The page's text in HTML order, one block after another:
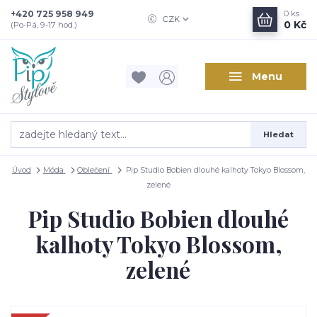
Menu
CZK
Hledat
+420 725 958 949
(Po-Pá, 9-17 hod.)
0 ks
0 Kč
Úvod Móda Oblečení
Pip Studio Bobien dlouhé kalhoty Tokyo Blossom,
zelené
Pip Studio Bobien dlouhé
kalhoty Tokyo Blossom,
zelené